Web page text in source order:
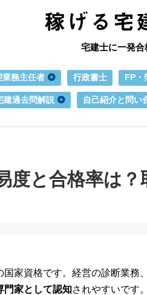
宅建士に一発
業務主任者 行政書士 FP・
建過去問解説 自己紹介と問い
度と合格率は？
家資格です。経営の診断業務
門家として認知されやすいです。